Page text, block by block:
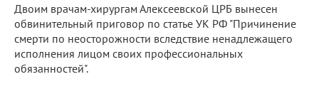
Двоим врачам-хирургам Алексеевской ЦРБ вынесен
обвинительный приговор по статье УК РФ "Причинение
смерти по неосторожности вследствие ненадлежащего
исполнения лицом своих профессиональных
обязанностей".